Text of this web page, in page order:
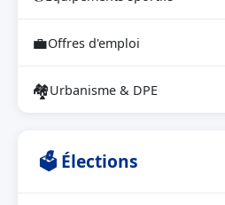
💼Offres d'emploi
🏘Urbanisme & DPE
🗳 Élections